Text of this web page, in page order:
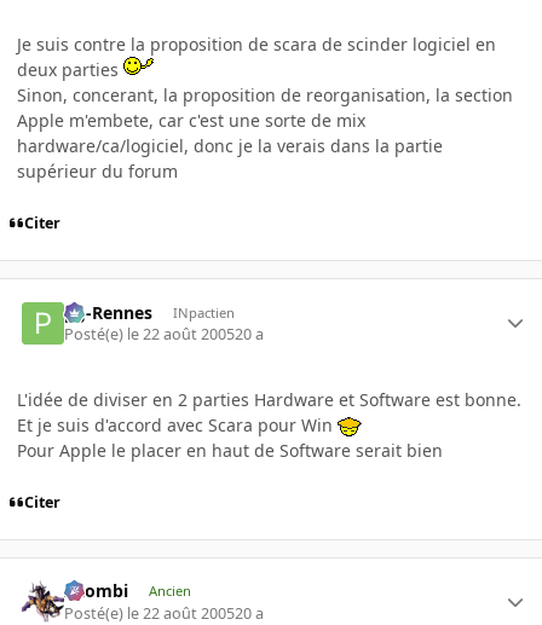
Je suis contre la proposition de scara de scinder logiciel en
deux parties
Sinon, concerant, la proposition de reorganisation, la section
Apple m'embete, car c'est une sorte de mix
hardware/ca/logiciel, donc je la verais dans la partie
supérieur du forum
Citer
pg-Rennes INpactien
Posté(e) le 22 août 200520 a
L'idée de diviser en 2 parties Hardware et Software est bonne.
Et je suis d'accord avec Scara pour Win
Pour Apple le placer en haut de Software serait bien
Citer
XZombi Ancien
Posté(e) le 22 août 200520 a